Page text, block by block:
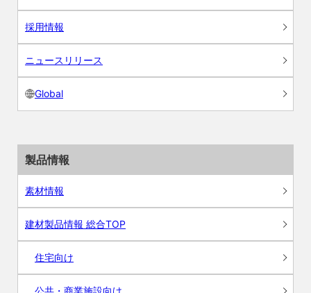
採用情報
ニュースリリース
Global
製品情報
素材情報
建材製品情報 総合TOP
住宅向け
公共・商業施設向け